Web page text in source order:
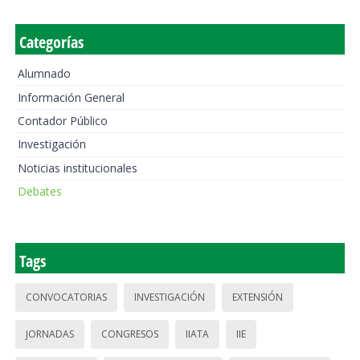
Categorías
Alumnado
Información General
Contador Público
Investigación
Noticias institucionales
Debates
Tags
CONVOCATORIAS INVESTIGACIÓN EXTENSIÓN
JORNADAS CONGRESOS IIATA IIE